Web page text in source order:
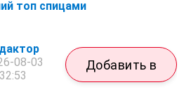
топ спицами
08-03
Добавить в